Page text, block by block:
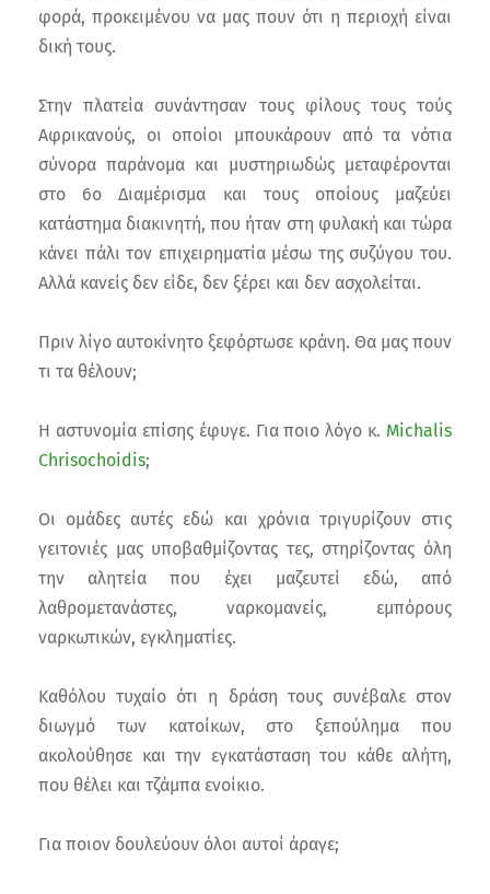
φορά, προκειμένου να μας πουν ότι η περιοχή είναι
δική τους.
Στην πλατεία συνάντησαν τους φίλους τους τούς
Αφρικανούς, οι οποίοι μπουκάρουν από τα νότια
σύνορα παράνομα και μυστηριωδώς μεταφέρονται
στο 6ο Διαμέρισμα και τους οποίους μαζεύει
κατάστημα διακινητή, που ήταν στη φυλακή και τώρα
κάνει πάλι τον επιχειρηματία μέσω της συζύγου του.
Αλλά κανείς δεν είδε, δεν ξέρει και δεν ασχολείται.
Πριν λίγο αυτοκίνητο ξεφόρτωσε κράνη. Θα μας πουν
τι τα θέλουν;
Η αστυνομία επίσης έφυγε. Για ποιο λόγο κ. Michalis
Chrisochoidis;
Οι ομάδες αυτές εδώ και χρόνια τριγυρίζουν στις
γειτονιές μας υποβαθμίζοντας τες, στηρίζοντας όλη
την αλητεία που έχει μαζευτεί εδώ, από
λαθρομετανάστες, ναρκομανείς, εμπόρους
ναρκωτικών, εγκληματίες.
Καθόλου τυχαίο ότι η δράση τους συνέβαλε στον
διωγμό των κατοίκων, στο ξεπούλημα που
ακολούθησε και την εγκατάσταση του κάθε αλήτη,
που θέλει και τζάμπα ενοίκιο.
Για ποιον δουλεύουν όλοι αυτοί άραγε;